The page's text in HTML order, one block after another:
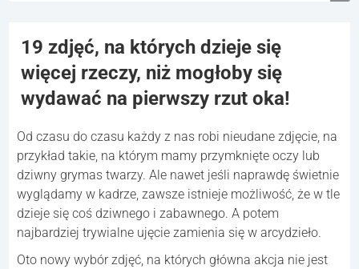
19 zdjęć, na których dzieje się
więcej rzeczy, niż mogłoby się
wydawać na pierwszy rzut oka!
Od czasu do czasu każdy z nas robi nieudane zdjęcie, na
przykład takie, na którym mamy przymknięte oczy lub
dziwny grymas twarzy. Ale nawet jeśli naprawdę świetnie
wyglądamy w kadrze, zawsze istnieje możliwość, że w tle
dzieje się coś dziwnego i zabawnego. A potem
najbardziej trywialne ujęcie zamienia się w arcydzieło.
Oto nowy wybór zdjęć, na których główna akcja nie jest